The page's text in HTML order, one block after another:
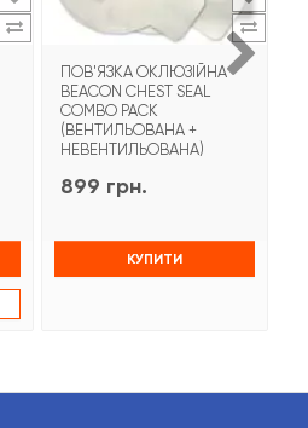
ПОВ'ЯЗКА ОКЛЮЗІЙНА
BEACON CHEST SEAL
COMBO PACK
(ВЕНТИЛЬОВАНА +
НЕВЕНТИЛЬОВАНА)
899 грн.
КУПИТИ